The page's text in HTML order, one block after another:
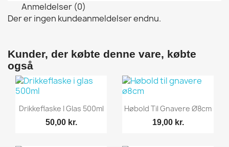
Anmeldelser (0)
Der er ingen kundeanmeldelser endnu.
Kunder, der købte denne vare, købte
også
Vis her
Drikkeflaske I Glas 500ml
50,00 kr.
Vis her
Høbold Til Gnavere Ø8cm
19,00 kr.